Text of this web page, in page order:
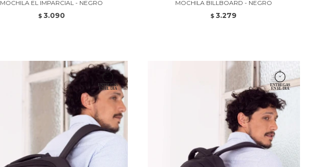
MOCHILA EL IMPARCIAL - NEGRO
$ 3.090
MOCHILA BILLBOARD - NEGRO
$ 3.279